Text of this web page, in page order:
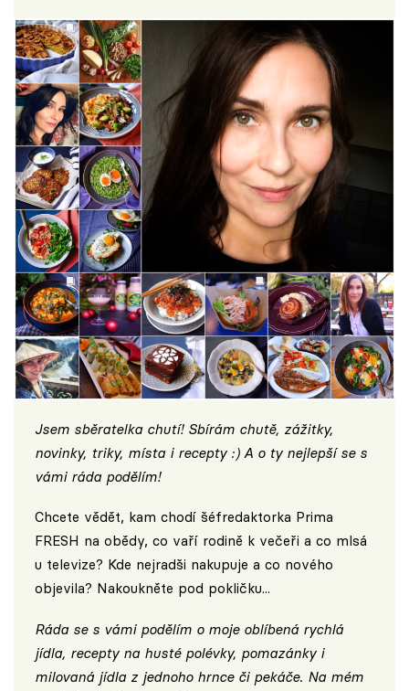
Jsem sběratelka chutí! Sbírám chutě, zážitky,
novinky, triky, místa i recepty :) A o ty nejlepší se s
vámi ráda podělím!
Chcete vědět, kam chodí šéfredaktorka Prima
FRESH na obědy, co vaří rodině k večeři a co mlsá
u televize? Kde nejradši nakupuje a co nového
objevila? Nakoukněte pod pokličku...
Ráda se s vámi podělím o moje oblíbená rychlá
jídla, recepty na husté polévky, pomazánky i
milovaná jídla z jednoho hrnce či pekáče. Na mém